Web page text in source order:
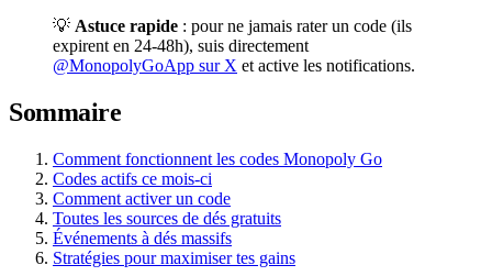
💡 Astuce rapide : pour ne jamais rater un code (ils
expirent en 24-48h), suis directement
@MonopolyGoApp sur X et active les notifications.
Sommaire
Comment fonctionnent les codes Monopoly Go
Codes actifs ce mois-ci
Comment activer un code
Toutes les sources de dés gratuits
Événements à dés massifs
Stratégies pour maximiser tes gains